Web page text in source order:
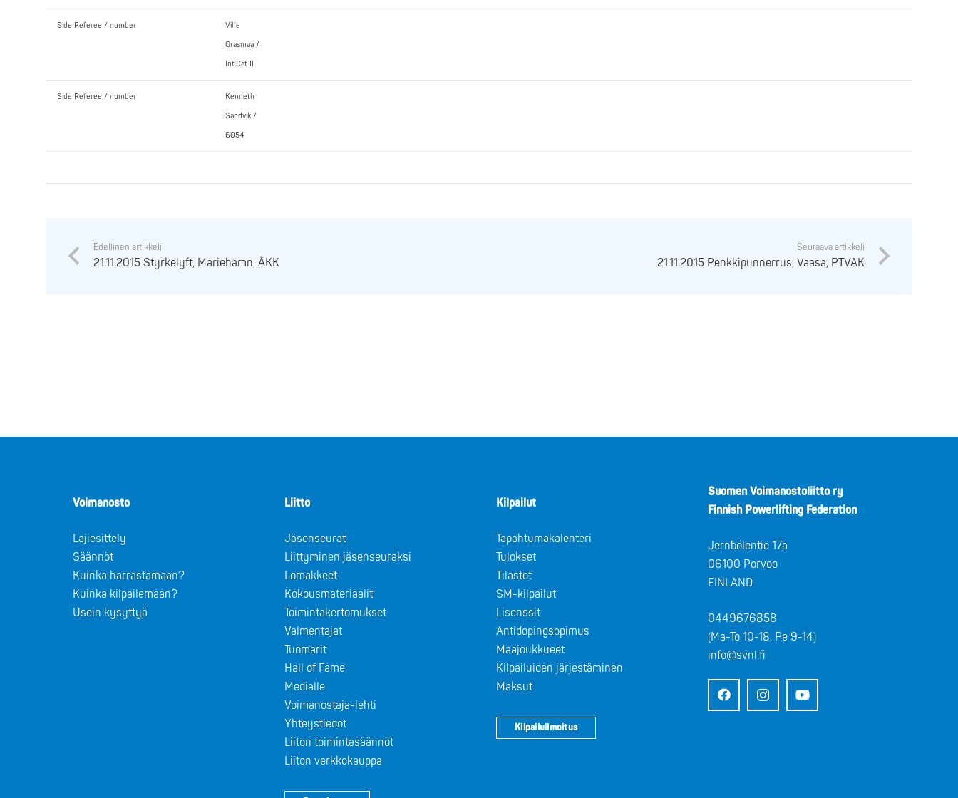
Side Referee / number Ville
Orasmaa /
Int.Cat II
Side Referee / number Kenneth
Sandvik /
6054
Edellinen artikkeli
21.11.2015 Styrkelyft, Mariehamn, ÅKK
Seuraava artikkeli
21.11.2015 Penkkipunnerrus, Vaasa, PTVAK
Voimanosto
Lajiesittely
Säännöt
Kuinka harrastamaan?
Kuinka kilpailemaan?
Usein kysyttyä
Liitto
Jäsenseurat
Liittyminen jäsenseuraksi
Lomakkeet
Kokousmateriaalit
Toimintakertomukset
Valmentajat
Tuomarit
Hall of Fame
Medialle
Voimanostaja-lehti
Yhteystiedot
Liiton toimintasäännöt
Liiton verkkokauppa
Kilpailut
Tapahtumakalenteri
Tulokset
Tilastot
SM-kilpailut
Lisenssit
Antidopingsopimus
Maajoukkueet
Kilpailuiden järjestäminen
Maksut
Kilpailuilmoitus
Suomen Voimanostoliitto ry
Finnish Powerlifting Federation
Jernbölentie 17a
06100 Porvoo
FINLAND
0449676858
(Ma-To 10-18, Pe 9-14)
info@svnl.fi